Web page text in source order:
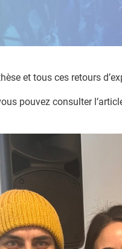
et tous ces retours
pouvez consulter